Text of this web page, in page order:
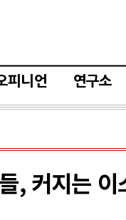
피니언 연구소
, 커지는